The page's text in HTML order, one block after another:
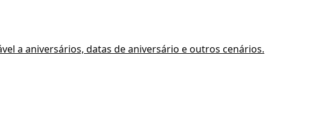
a aniversários, datas de aniversário e outros cenários.